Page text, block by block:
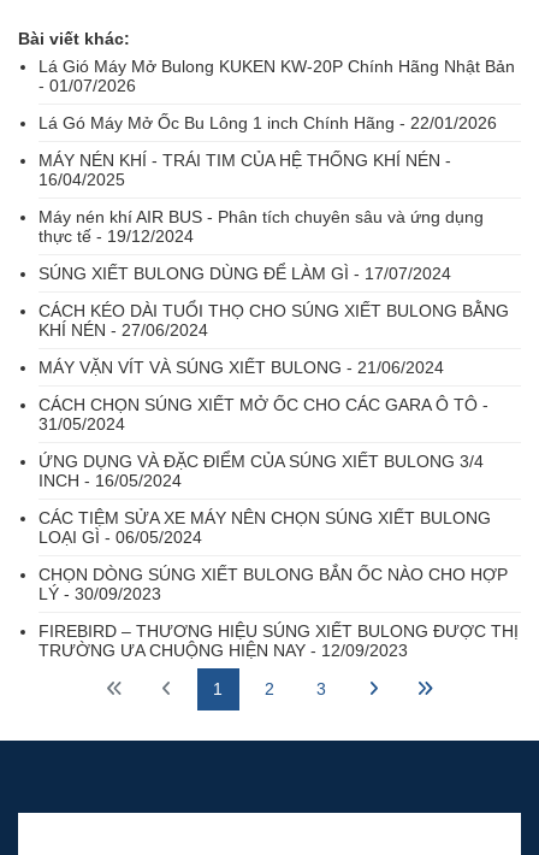
Bài viết khác:
Lá Gió Máy Mở Bulong KUKEN KW-20P Chính Hãng Nhật Bản
- 01/07/2026
Lá Gó Máy Mở Ốc Bu Lông 1 inch Chính Hãng - 22/01/2026
MÁY NÉN KHÍ - TRÁI TIM CỦA HỆ THỐNG KHÍ NÉN -
16/04/2025
Máy nén khí AIR BUS - Phân tích chuyên sâu và ứng dụng
thực tế - 19/12/2024
SÚNG XIẾT BULONG DÙNG ĐỂ LÀM GÌ - 17/07/2024
CÁCH KÉO DÀI TUỔI THỌ CHO SÚNG XIẾT BULONG BẰNG
KHÍ NÉN - 27/06/2024
MÁY VẶN VÍT VÀ SÚNG XIẾT BULONG - 21/06/2024
CÁCH CHỌN SÚNG XIẾT MỞ ỐC CHO CÁC GARA Ô TÔ -
31/05/2024
ỨNG DỤNG VÀ ĐẶC ĐIỂM CỦA SÚNG XIẾT BULONG 3/4
INCH - 16/05/2024
CÁC TIỆM SỬA XE MÁY NÊN CHỌN SÚNG XIẾT BULONG
LOẠI GÌ - 06/05/2024
CHỌN DÒNG SÚNG XIẾT BULONG BẮN ỐC NÀO CHO HỢP
LÝ - 30/09/2023
FIREBIRD – THƯƠNG HIỆU SÚNG XIẾT BULONG ĐƯỢC THỊ
TRƯỜNG ƯA CHUỘNG HIỆN NAY - 12/09/2023
1
2 3